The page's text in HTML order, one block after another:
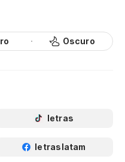
Oscuro
letras
letraslatam